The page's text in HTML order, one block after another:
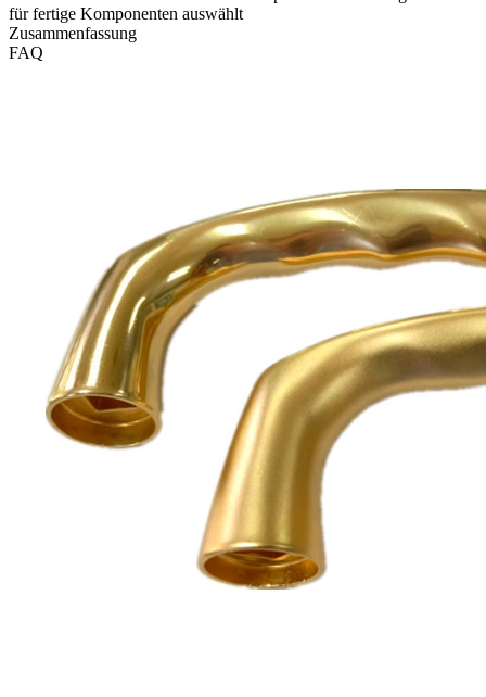
für fertige Komponenten auswählt
Zusammenfassung
FAQ